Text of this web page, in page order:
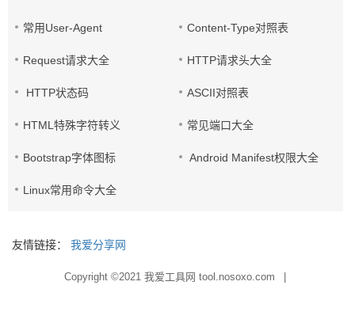
常用User-Agent Content-Type对照表
Request请求大全 HTTP请求头大全
HTTP状态码 ASCII对照表
HTML特殊字符转义 常见端口大全
Bootstrap字体图标 Android Manifest权限大全
Linux常用命令大全
友情链接： 我爱分享网
Copyright ©2021 我爱工具网 tool.nosoxo.com